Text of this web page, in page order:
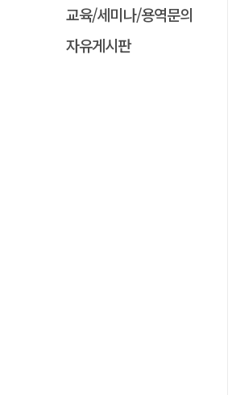
교육/세미나/용역문의
자유게시판